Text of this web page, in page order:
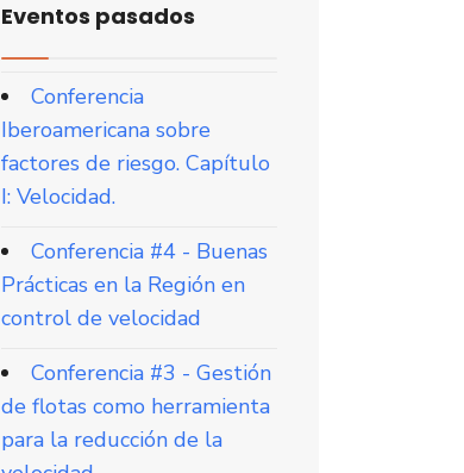
Eventos pasados
Conferencia
Iberoamericana sobre
factores de riesgo. Capítulo
I: Velocidad.
Conferencia #4 - Buenas
Prácticas en la Región en
control de velocidad
Conferencia #3 - Gestión
de flotas como herramienta
para la reducción de la